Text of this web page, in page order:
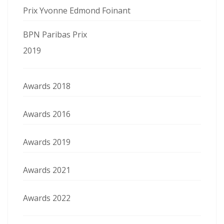
Prix Yvonne Edmond Foinant
BPN Paribas Prix
2019
Awards 2018
Awards 2016
Awards 2019
Awards 2021
Awards 2022